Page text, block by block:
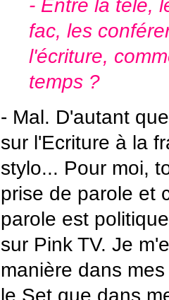
- Entre la télé,
fac, les
l'écriture,
temps ?
- Mal. D'autant
sur l'Ecriture à la
stylo... Pour moi,
prise de parole et
parole est
sur Pink TV. Je
manière dans
le Set que dans